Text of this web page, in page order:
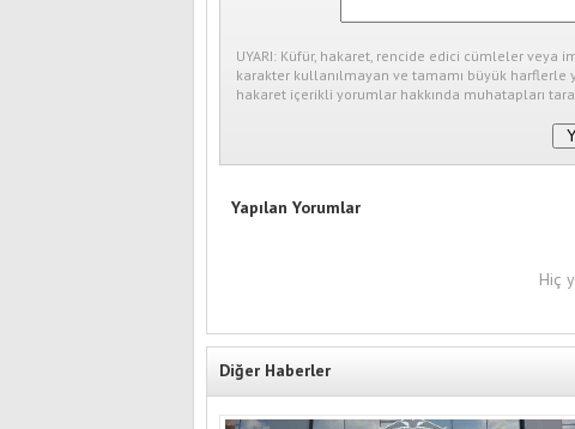
UYARI: Küfür, hakaret, rencide edici cümleler veya
karakter kullanılmayan ve tamamı büyük harflerle
hakaret içerikli yorumlar hakkında muhatapları
Yapılan Yorumlar
Hiç
Diğer Haberler